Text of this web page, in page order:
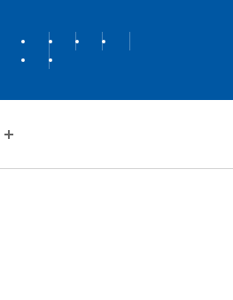
REVUE DE PRESSE